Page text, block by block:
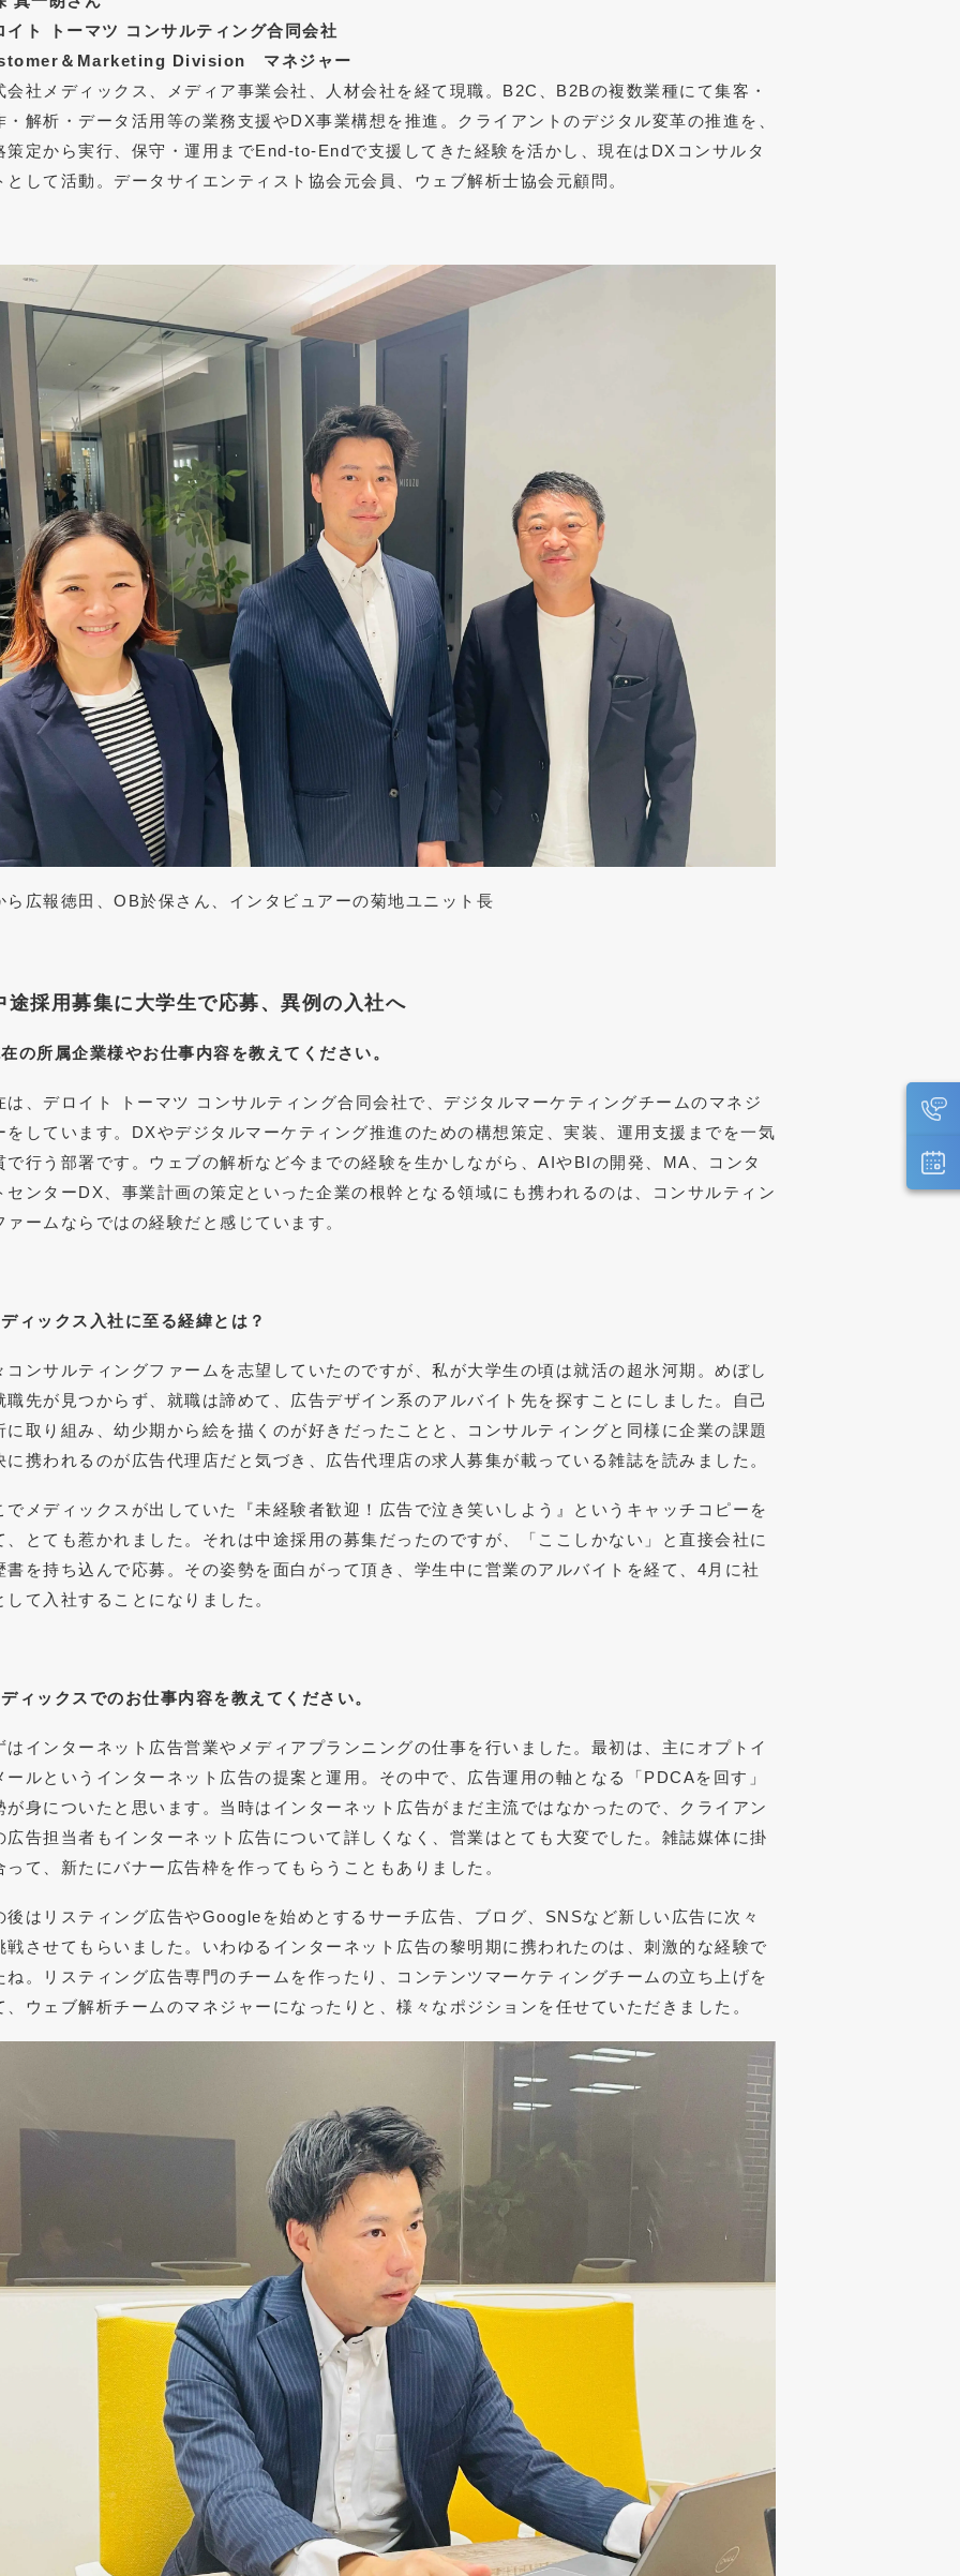
イト トーマツ コンサルティング合同会社
＆Marketing Division マネジャー
会社メディックス、メディア事業会社、人材会社を経て現職。B2C、B2Bの複数業種にて集客・
・解析・データ活用等の業務支援やDX事業構想を推進。クライアントのデジタル変革の推進を、
策定から実行、保守・運用までEnd-to-Endで支援してきた経験を活かし、現在はDXコンサルタ
として活動。データサイエンティスト協会元会員、ウェブ解析士協会元顧問。
ら広報徳田、OB於保さん、インタビュアーの菊地ユニット長
途採用募集に大学生で応募、異例の入社へ
の所属企業様やお仕事内容を教えてください。
は、デロイト トーマツ コンサルティング合同会社で、デジタルマーケティングチームのマネジ
をしています。DXやデジタルマーケティング推進のための構想策定、実装、運用支援までを一気
で行う部署です。ウェブの解析など今までの経験を生かしながら、AIやBIの開発、MA、コンタ
センターDX、事業計画の策定といった企業の根幹となる領域にも携われるのは、コンサルティン
ァームならではの経験だと感じています。
ィックス 入社に至る経緯とは？
コンサルティングファームを志望していたのですが、私が大学生の頃は就活の超氷河期。めぼし
職先が見つからず、就職は諦めて、広告デザイン系のアルバイト先を探すことにしました。自己
に取り組み、幼少期から絵を描くのが好きだったことと、コンサルティングと同様に企業の課題
に携われるのが広告代理店だと気づき、広告代理店の求人募集が載っている雑誌を読みました。
でメディックスが出していた『未経験者歓迎！広告で泣き笑いしよう』というキャッチコピーを
、とても惹かれました。それは中途採用の募集だったのですが、「ここしかない」と直接会社に
書を持ち込んで応募。その姿勢を面白がって頂き、学生中に営業のアルバイトを経て、4月に社
して入社することになりました。
ィックスでのお仕事内容を教えてください。
はインターネット広告営業やメディアプランニングの仕事を行いました。最初は、主にオプトイ
ールというインターネット広告の提案と運用。その中で、広告運用の軸となる「PDCAを回す」
が身についたと思います。当時はインターネット広告がまだ主流ではなかったので、クライアン
広告担当者もインターネット広告について詳しくなく、営業はとても大変でした。雑誌媒体に掛
って、新たにバナー広告枠を作ってもらうこともありました。
後はリスティング広告やGoogleを始めとするサーチ広告、ブログ、SNSなど新しい広告に次々
戦させてもらいました。いわゆるインターネット広告の黎明期に携われたのは、刺激的な経験で
ね。リスティング広告専門のチームを作ったり、コンテンツマーケティングチームの立ち上げを
、ウェブ解析チームのマネジャーになったりと、様々なポジションを任せていただきました。